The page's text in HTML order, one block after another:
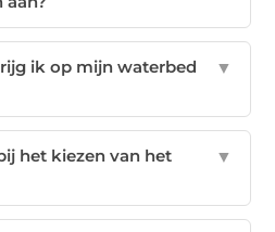
ik op mijn waterbed
▼
het kiezen van het
▼